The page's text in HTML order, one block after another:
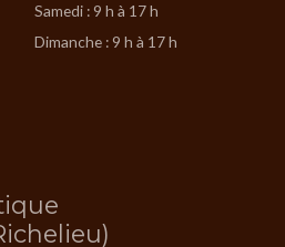
Samedi : 9 h à 17 h
Dimanche : 9 h à 17 h